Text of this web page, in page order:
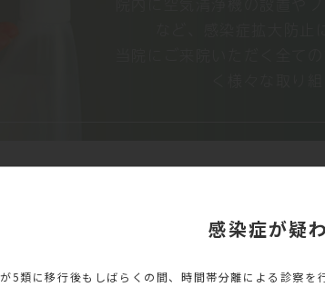
感染症が疑
5類に移行後もしばらくの間、時間帯分離による診察を